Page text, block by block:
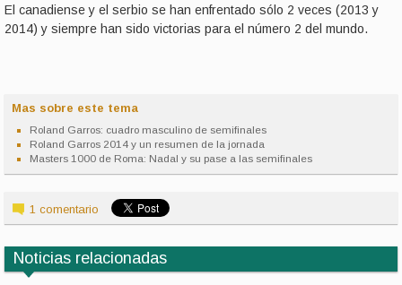
El canadiense y el serbio se han enfrentado sólo 2 veces (2013 y
2014) y siempre han sido victorias para el número 2 del mundo.
Mas sobre este tema
Roland Garros: cuadro masculino de semifinales
Roland Garros 2014 y un resumen de la jornada
Masters 1000 de Roma: Nadal y su pase a las semifinales
1 comentario
Noticias relacionadas